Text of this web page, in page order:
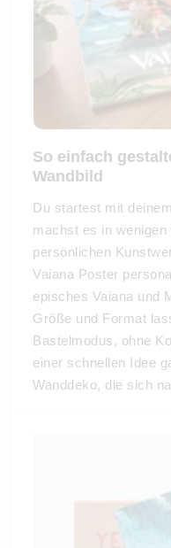
So einfach
Wandbild
Du startest mit
machst es in
persönlichen
Vaiana Poster
episches Vaiana und
Größe und Format
Bastelmodus, ohne
einer schnellen Idee
Wanddeko, die sich